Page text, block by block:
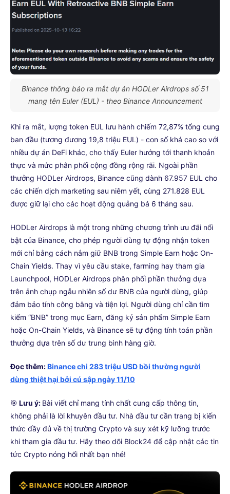
Binance thông báo ra mắt dự án HODLer Airdrops số 51
mang tên Euler (EUL) - theo Binance Announcement
Khi ra mắt, lượng token EUL lưu hành chiếm 72,87% tổng cung
ban đầu (tương đương 19,8 triệu EUL) - con số khá cao so với
nhiều dự án DeFi khác, cho thấy Euler hướng tới thanh khoản
thực và mức phân phối cộng đồng rộng rãi. Ngoài phần
thưởng HODLer Airdrops, Binance cũng dành 67.957 EUL cho
các chiến dịch marketing sau niêm yết, cùng 271.828 EUL
được giữ lại cho các hoạt động quảng bá 6 tháng sau.
HODLer Airdrops là một trong những chương trình ưu đãi nổi
bật của Binance, cho phép người dùng tự động nhận token
mới chỉ bằng cách nắm giữ BNB trong Simple Earn hoặc On-
Chain Yields. Thay vì yêu cầu stake, farming hay tham gia
Launchpool, HODLer Airdrops phân phối phần thưởng dựa
trên ảnh chụp ngẫu nhiên số dư BNB của người dùng, giúp
đảm bảo tính công bằng và tiện lợi. Người dùng chỉ cần tìm
kiếm “BNB” trong mục Earn, đăng ký sản phẩm Simple Earn
hoặc On-Chain Yields, và Binance sẽ tự động tính toán phần
thưởng dựa trên số dư trung bình hàng giờ.
Đọc thêm:Binance chi 283 triệu USD bồi thường người
dùng thiệt hại bởi cú sập ngày 11/10
🎯 Lưu ý: Bài viết chỉ mang tính chất cung cấp thông tin,
không phải là lời khuyên đầu tư. Nhà đầu tư cần trang bị kiến
thức đầy đủ về thị trường Crypto và suy xét kỹ lưỡng trước
khi tham gia đầu tư. Hãy theo dõi Block24 để cập nhật các tin
tức Crypto nóng hổi nhất bạn nhé!